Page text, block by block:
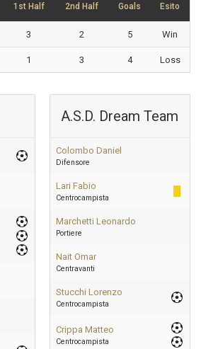
1st Half 2nd Half Goals Esito
3 2 5 Win
1 3 4 Loss
A.S.D. Dream Team
Colombo Daniel
Difensore
Lari Fabio
Centrocampista
Marchetti Leonardo
Portiere
Nait Omar
Centravanti
Stucchi Lorenzo
Centrocampista
Crippa Matteo
Centrocampista